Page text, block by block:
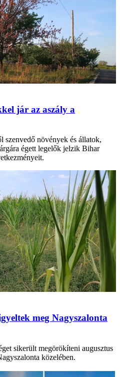
jár az aszály a
szenvedő növények és állatok,
égett legelők jelzik Bihar
meg Nagyszalonta
sikerült megörökíteni augusztus
közelében.